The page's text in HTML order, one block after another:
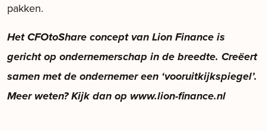
pakken.
Het CFOtoShare concept van Lion Finance is
gericht op ondernemerschap in de breedte. Creëert
samen met de ondernemer een ‘vooruitkijkspiegel’.
Meer weten? Kijk dan op www.lion-finance.nl